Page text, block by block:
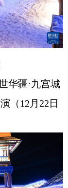
华疆·九宫城
（12月22日